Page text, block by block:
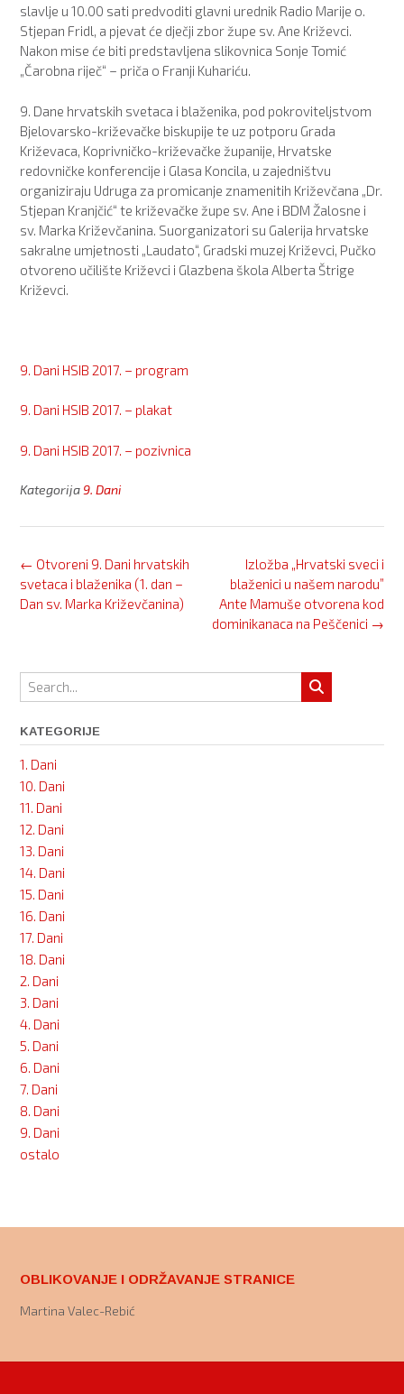
slavlje u 10.00 sati predvoditi glavni urednik Radio Marije o.
Stjepan Fridl, a pjevat će dječji zbor župe sv. Ane Križevci.
Nakon mise će biti predstavljena slikovnica Sonje Tomić
„Čarobna riječ“ – priča o Franji Kuhariću.
9. Dane hrvatskih svetaca i blaženika, pod pokroviteljstvom
Bjelovarsko-križevačke biskupije te uz potporu Grada
Križevaca, Koprivničko-križevačke županije, Hrvatske
redovničke konferencije i Glasa Koncila, u zajedništvu
organiziraju Udruga za promicanje znamenitih Križevčana „Dr.
Stjepan Kranjčić“ te križevačke župe sv. Ane i BDM Žalosne i
sv. Marka Križevčanina. Suorganizatori su Galerija hrvatske
sakralne umjetnosti „Laudato“, Gradski muzej Križevci, Pučko
otvoreno učilište Križevci i Glazbena škola Alberta Štrige
Križevci.
9. Dani HSIB 2017. – program
9. Dani HSIB 2017. – plakat
9. Dani HSIB 2017. – pozivnica
Kategorija 9. Dani
Post
navigation
Izložba „Hrvatski sveci i
blaženici u našem narodu”
Ante Mamuše otvorena kod
dominikanaca na Peščenici →
← Otvoreni 9. Dani hrvatskih
svetaca i blaženika (1. dan –
Dan sv. Marka Križevčanina)
KATEGORIJE
1. Dani
10. Dani
11. Dani
12. Dani
13. Dani
14. Dani
15. Dani
16. Dani
17. Dani
18. Dani
2. Dani
3. Dani
4. Dani
5. Dani
6. Dani
7. Dani
8. Dani
9. Dani
ostalo
OBLIKOVANJE I ODRŽAVANJE STRANICE
Martina Valec-Rebić